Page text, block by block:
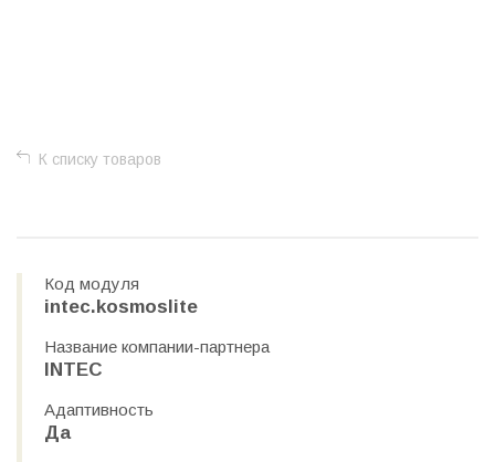
К списку товаров
Код модуля
intec.kosmoslite
Название компании-партнера
INTEC
Адаптивность
Да